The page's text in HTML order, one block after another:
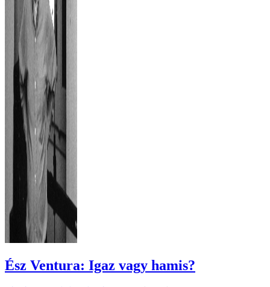
Ész Ventura: Igaz vagy hamis?